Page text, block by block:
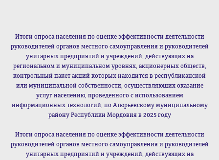
Итоги опроса населения по оценке эффективности деятельности
руководителей органов местного самоуправления и руководителей
унитарных предприятий и учреждений, действующих на
региональном и муниципальном уровнях, акционерных обществ,
контрольный пакет акций которых находится в республиканской
или муниципальной собственности, осуществляющих оказание
услуг населению, проведенного с использованием
информационных технологий, по Атюрьевскому муниципальному
району Республики Мордовия в 2025 году
Итоги опроса населения по оценке эффективности деятельности
руководителей органов местного самоуправления и руководителей
унитарных предприятий и учреждений, действующих на